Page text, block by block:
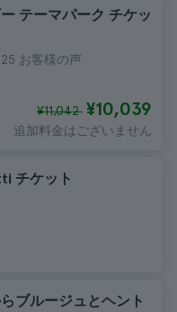
テーマパーク チケッ
25 お客様の声
¥11,042 ¥10,039
追加料金はございません
チケット
ブルージュとヘント